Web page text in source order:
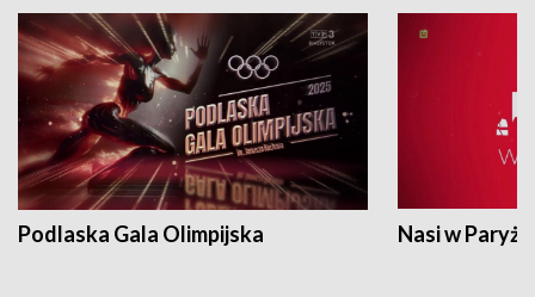
Podlaska Gala Olimpijska Nasi w Paryżu